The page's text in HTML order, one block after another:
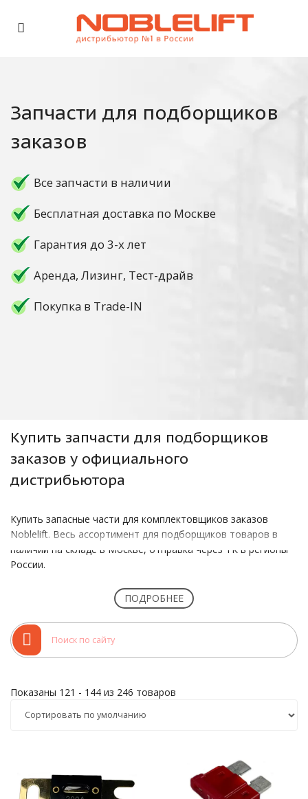
Запчасти для подборщиков
заказов
Все запчасти в наличии
Бесплатная доставка по Москве
Гарантия до 3-х лет
Аренда, Лизинг, Тест-драйв
Покупка в Trade-IN
Купить запчасти для подборщиков
заказов у официального
дистрибьютора
Купить запасные части для комплектовщиков заказов
Noblelift. Весь ассортимент для подборщиков товаров в
наличии на складе в Москве, отправка через ТК в регионы
России.
Полную информацию по наличию запчастей и их цене
уточняйте у наших менеджеров по продажам.
ПОДРОБНЕЕ
Показаны 121 - 144 из 246 товаров